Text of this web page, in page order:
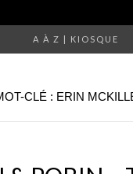
A À Z | KIOSQUE
CLÉ : ERIN